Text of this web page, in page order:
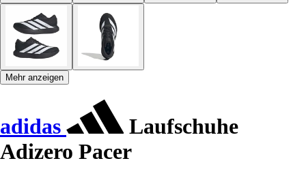
Mehr anzeigen
adidas
Laufschuhe
Adizero Pacer